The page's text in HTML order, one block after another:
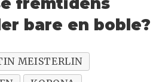
bare en boble?
MEISTERLIN